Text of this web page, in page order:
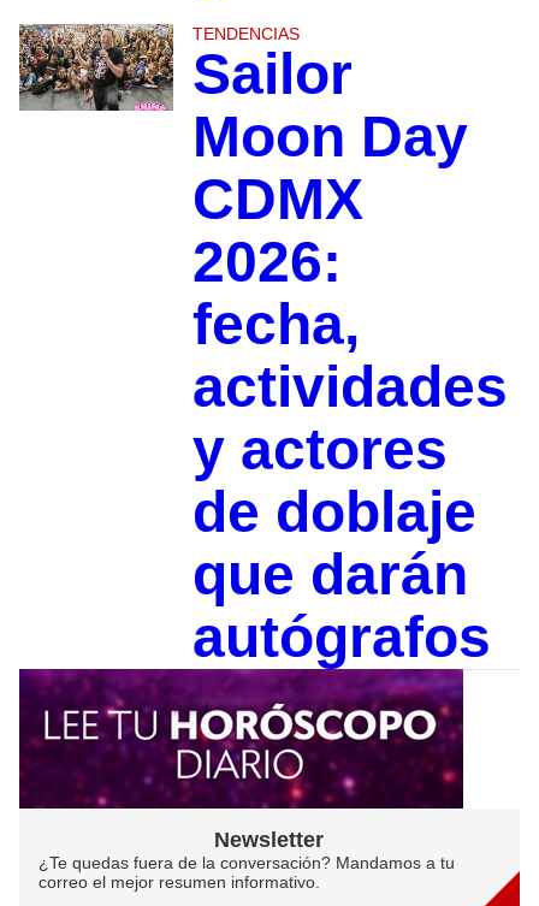
TENDENCIAS
Sailor
Moon Day
CDMX
2026:
fecha,
actividades
y actores
de doblaje
que darán
autógrafos
Newsletter
¿Te quedas fuera de la conversación? Mandamos a tu
correo el mejor resumen informativo.